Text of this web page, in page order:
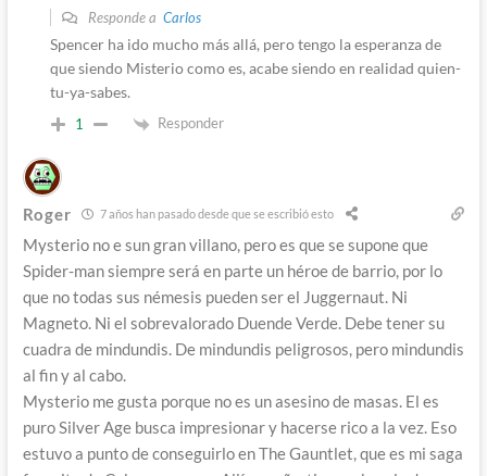
Responde a Carlos
Spencer ha ido mucho más allá, pero tengo la esperanza de
que siendo Misterio como es, acabe siendo en realidad quien-
tu-ya-sabes.
1 Responder
Roger 7 años han pasado desde que se escribió esto
Mysterio no e sun gran villano, pero es que se supone que
Spider-man siempre será en parte un héroe de barrio, por lo
que no todas sus némesis pueden ser el Juggernaut. Ni
Magneto. Ni el sobrevalorado Duende Verde. Debe tener su
cuadra de mindundis. De mindundis peligrosos, pero mindundis
al fin y al cabo.
Mysterio me gusta porque no es un asesino de masas. El es
puro Silver Age busca impresionar y hacerse rico a la vez. Eso
estuvo a punto de conseguirlo en The Gauntlet, que es mi saga